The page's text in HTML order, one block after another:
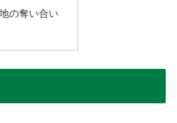
の奪い合い